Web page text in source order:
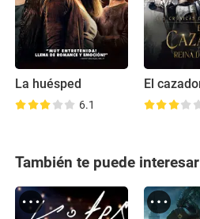
La huésped
6.1
También te puede interesar